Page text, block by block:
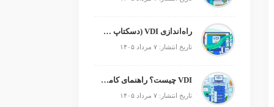
راه‌اندازی VDI (دسکتاپ مجازی)
تاریخ انتشار: ۷ مرداد ۱۴۰۵
VDI چیست؟ راهنمای کامل زیرساخت دسکتاپ مجازی
تاریخ انتشار: ۷ مرداد ۱۴۰۵